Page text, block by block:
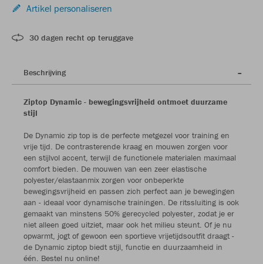
Artikel personaliseren
30 dagen recht op teruggave
Beschrijving
Ziptop Dynamic - bewegingsvrijheid ontmoet duurzame
stijl
De Dynamic zip top is de perfecte metgezel voor training en
vrije tijd. De contrasterende kraag en mouwen zorgen voor
een stijlvol accent, terwijl de functionele materialen maximaal
comfort bieden. De mouwen van een zeer elastische
polyester/elastaanmix zorgen voor onbeperkte
bewegingsvrijheid en passen zich perfect aan je bewegingen
aan - ideaal voor dynamische trainingen. De ritssluiting is ook
gemaakt van minstens 50% gerecycled polyester, zodat je er
niet alleen goed uitziet, maar ook het milieu steunt. Of je nu
opwarmt, jogt of gewoon een sportieve vrijetijdsoutfit draagt -
de Dynamic ziptop biedt stijl, functie en duurzaamheid in
één. Bestel nu online!